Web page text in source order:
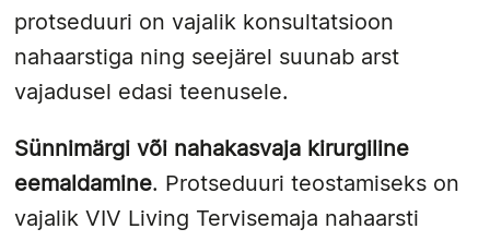
protseduuri on vajalik konsultatsioon
nahaarstiga ning seejärel suunab arst
vajadusel edasi teenusele.
Sünnimärgi või nahakasvaja kirurgiline
eemaldamine. Protseduuri teostamiseks on
vajalik VIV Living Tervisemaja nahaarsti